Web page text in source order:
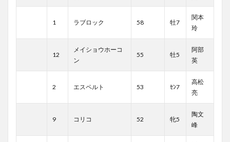
1 ラブロック 58 牡7
関本
玲
12
メイショウホーコ
ン
55 牡5
阿部
英
2 エスペルト 53 ｾﾝ7
高松
亮
9 コリコ 52 牝5
陶文
峰